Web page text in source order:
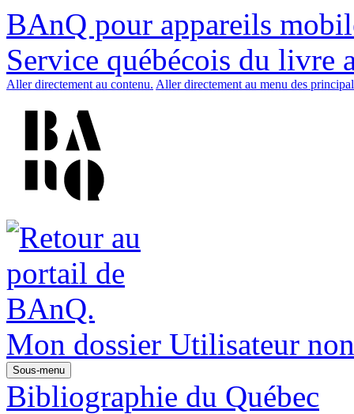
BAnQ pour appareils
Service québécois du livre
Aller directement au contenu. Aller directement au menu des
Mon dossier Utilisateur
Sous-menu
Bibliographie du Québec